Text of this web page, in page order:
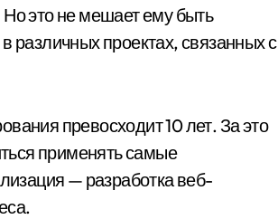
Но это не мешает ему быть
различных проектах, связанных с
превосходит 10 лет. За это
применять самые
— разработка веб-